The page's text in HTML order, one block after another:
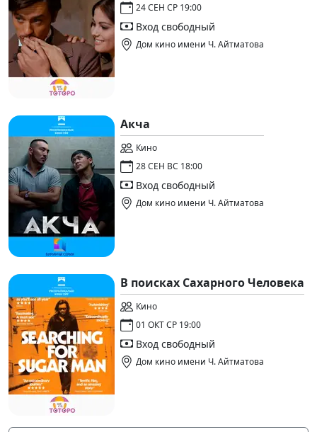
24 СЕН СР 19:00
Вход свободный
Дом кино имени Ч. Айтматова
Акча
Кино
28 СЕН ВС 18:00
Вход свободный
Дом кино имени Ч. Айтматова
В поисках Сахарного Человека
Кино
01 ОКТ СР 19:00
Вход свободный
Дом кино имени Ч. Айтматова